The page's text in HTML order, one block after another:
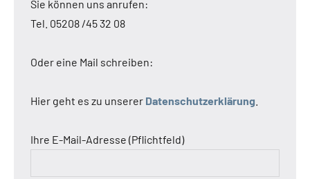
Sie können uns anrufen:
Tel. 05208 /45 32 08
Oder eine Mail schreiben:
Hier geht es zu unserer Datenschutzerklärung
Ihre E-Mail-Adresse (Pflichtfeld)